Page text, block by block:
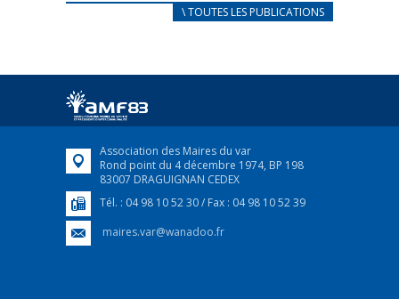
CARNET D’ACCUEIL
Afin d’accompagner au mieux les réfugiés
FEUILLETER
\ TOUTES LES PUBLICATIONS
Association des Maires du var
Rond point du 4 décembre 1974, BP 198
83007 DRAGUIGNAN CEDEX
Tél. : 04 98 10 52 30 / Fax : 04 98 10 52 39
maires.var@wanadoo.fr